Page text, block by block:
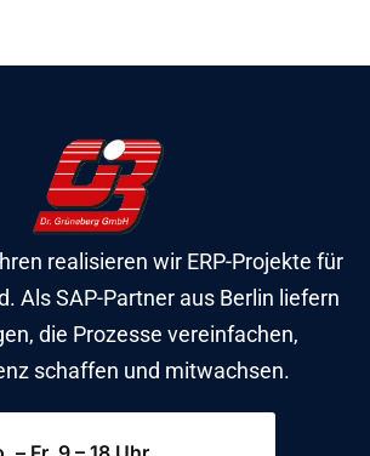
realisieren wir ERP-Projekte für
Als SAP-Partner aus Berlin liefern
die Prozesse vereinfachen,
schaffen und mitwachsen.